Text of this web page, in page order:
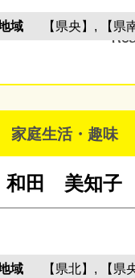
域 【県央】, 【県
家庭生活・趣味
和田 美知子
域 【県北】, 【県